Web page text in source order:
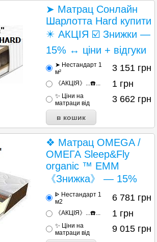
➤ Матрац Сонлайн
Шарлотта Hard купити
✴️ АКЦІЯ ☑️ Знижки —
15% ↔ ціни + відгуки
➤ Нестандарт 1
м²
3 151 грн
《АКЦІЯ》...☎️... 1 грн
✨ Ціни на
матраци від
3 662 грн
❖ Матрац OMEGA /
ОМЕГА Sleep&Fly
organic ™ ЕММ
《Знижка》 — 15%
ᐈ Нестандарт 1
м2
6 781 грн
《АКЦІЯ》...☎️... 1 грн
✨ Ціни на
матраци від
9 015 грн